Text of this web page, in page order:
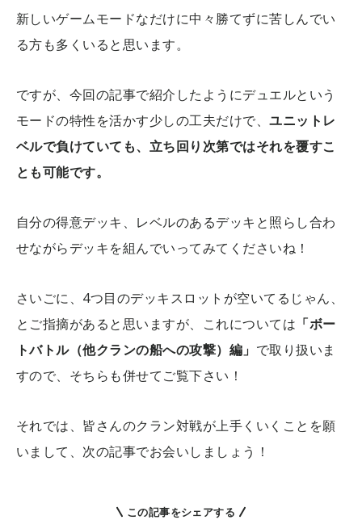
新しいゲームモードなだけに中々勝てずに苦しんでい
る方も多くいると思います。
ですが、今回の記事で紹介したようにデュエルという
モードの特性を活かす少しの工夫だけで、ユニットレ
ベルで負けていても、立ち回り次第ではそれを覆すこ
とも可能です。
自分の得意デッキ、レベルのあるデッキと照らし合わ
せながらデッキを組んでいってみてくださいね！
さいごに、4つ目のデッキスロットが空いてるじゃん、
とご指摘があると思いますが、これについては 「ボー
トバトル（他クランの船への攻撃）編」 で取り扱いま
すので、そちらも併せてご覧下さい！
それでは、皆さんのクラン対戦が上手くいくことを願
いまして、次の記事でお会いしましょう！
この記事をシェアする